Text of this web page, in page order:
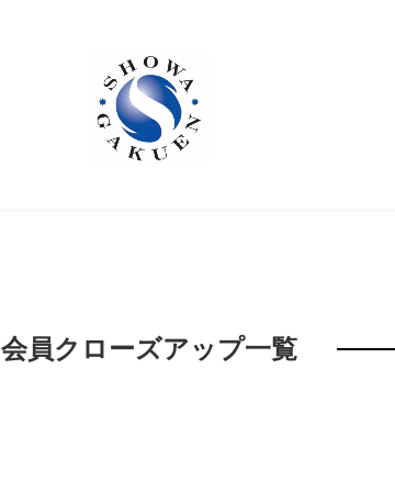
会員クローズアップ一覧